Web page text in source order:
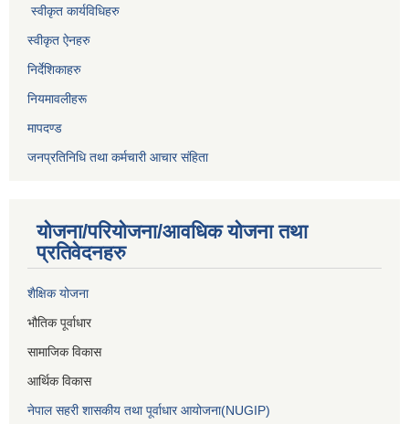
स्वीकृत कार्यविधिहरु
स्वीकृत ऐनहरु
निर्देशिकाहरु
नियमावलीहरू
मापदण्ड
जनप्रतिनिधि तथा कर्मचारी आचार संहिता
योजना/परियोजना/आवधिक योजना तथा
प्रतिवेदनहरु
शैक्षिक योजना
भौतिक पूर्वाधार
सामाजिक विकास
आर्थिक विकास
नेपाल सहरी शासकीय तथा पूर्वाधार आयोजना(NUGIP)